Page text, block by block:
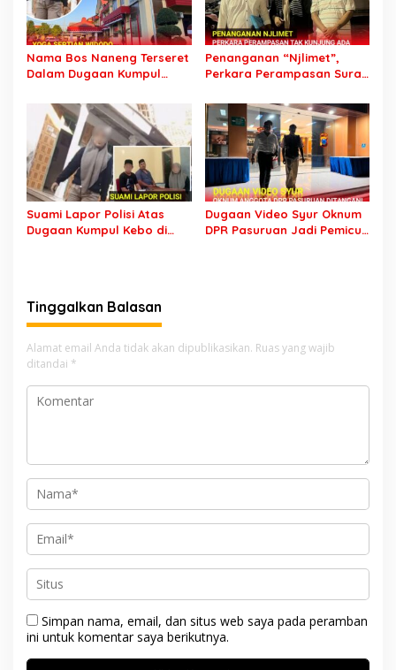
Nama Bos Naneng Terseret
Dalam Dugaan Kumpul
Tuanya Juga Dipanggil
Polisi
Penanganan “Njlimet”,
Perkara Perampasan Surat
Tersangka Padahal
Setahun di Polres Pasuruan
Suami Lapor Polisi Atas
Dugaan Kumpul Kebo di
Dugaan Video Syur Oknum
DPR Pasuruan Jadi Pemicu
Tinggalkan Balasan
Alamat email Anda tidak akan dipublikasikan. Ruas yang wajib
ditandai *
Simpan nama, email, dan situs web saya pada peramban
ini untuk komentar saya berikutnya.